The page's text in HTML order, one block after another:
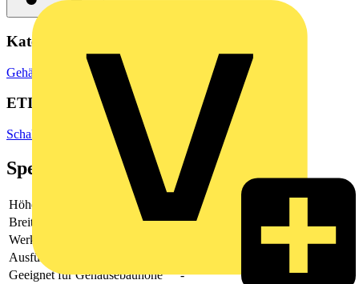
Kategorien
Gehäuse & Schaltschränke Elektrogehäuse
ETIM Group
Schaltschranksysteme
Spezifikationen
Höhe
19.5
Breite
51.5
Werkstoff
Ausführung der Oberfläche
Geeignet für Gehäusebauhöhe
-